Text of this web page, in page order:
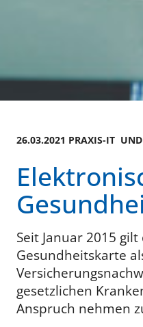
26.03.2021 PRAXIS-IT
Seit Januar 2015
Gesundheitskarte
gesetzlichen
Anspruch nehmen